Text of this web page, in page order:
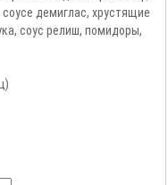
демиглас, хрустящие
соус релиш, помидоры,